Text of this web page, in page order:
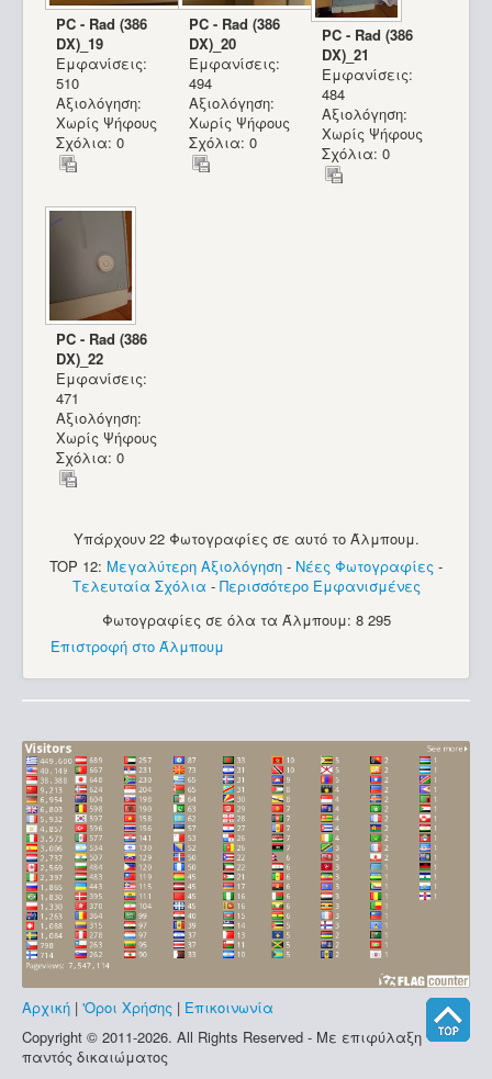
PC - Rad (386
DX)_19
Εμφανίσεις:
510
Αξιολόγηση:
Χωρίς Ψήφους
Σχόλια: 0
PC - Rad (386
DX)_20
Εμφανίσεις:
494
Αξιολόγηση:
Χωρίς Ψήφους
Σχόλια: 0
PC - Rad (386
DX)_21
Εμφανίσεις:
484
Αξιολόγηση:
Χωρίς Ψήφους
Σχόλια: 0
PC - Rad (386
DX)_22
Εμφανίσεις:
471
Αξιολόγηση:
Χωρίς Ψήφους
Σχόλια: 0
Υπάρχουν 22 Φωτογραφίες σε αυτό το Άλμπουμ.
TOP 12: Μεγαλύτερη Αξιολόγηση - Νέες Φωτογραφίες -
Τελευταία Σχόλια - Περισσότερο Εμφανισμένες
Φωτογραφίες σε όλα τα Άλμπουμ: 8 295
Επιστροφή στο Άλμπουμ
Αρχική | 'Οροι Χρήσης | Επικοινωνία
Copyright © 2011-2026. All Rights Reserved - Με επιφύλαξη
παντός δικαιώματος